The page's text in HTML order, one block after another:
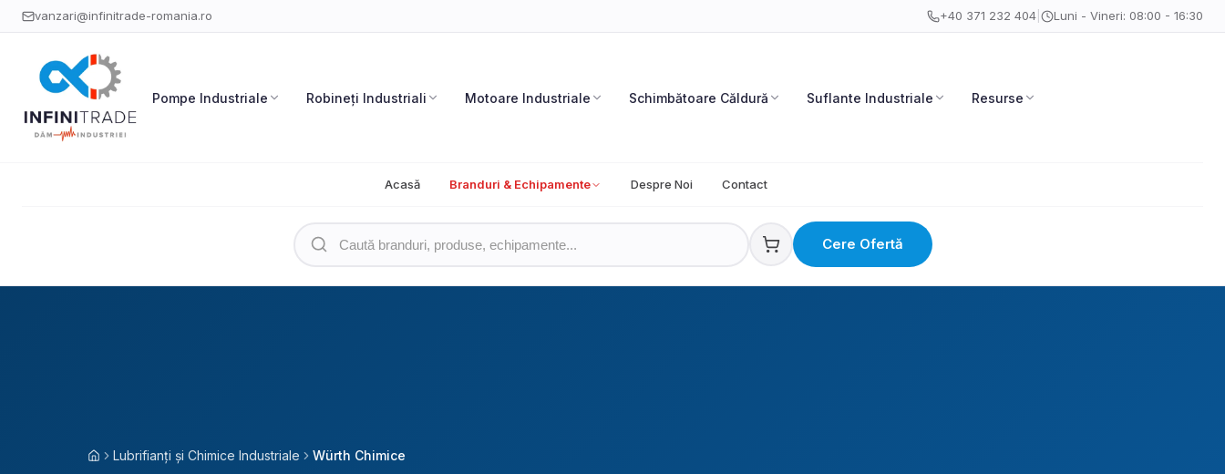
vanzari@infinitrade-romania.ro +40 371 232 404 Luni - Vineri: 08:00 - 16:30
Pompe Industriale Robineți Industriali Motoare Industriale Schimbătoare Căldură Suflante Industriale Resurse
Acasă Branduri & Echipamente Despre Noi Contact
Cere Ofertă
Acasă
Lubrifianți și Chimice Industriale Würth Chimice